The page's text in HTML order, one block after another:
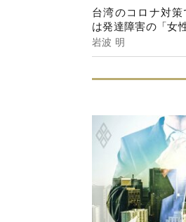
台湾のコロナ対
は発達障害の「女
岩波 明